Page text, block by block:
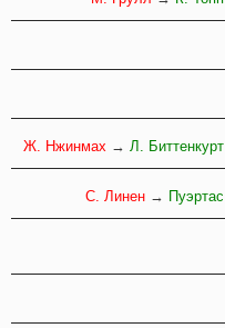
Ж. Нжинмах → Л. Биттенкурт
С. Линен → Пуэртас